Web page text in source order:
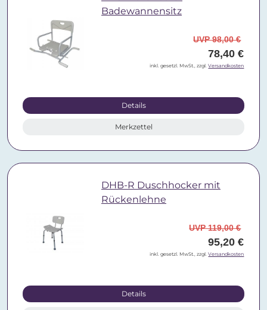
Badewannensitz
UVP 98,00 €
78,40 €
inkl. gesetzl. MwSt., zzgl.Versandkosten
Details
Merkzettel
DHB-R Duschhocker mit
Rückenlehne
UVP 119,00 €
95,20 €
inkl. gesetzl. MwSt., zzgl.Versandkosten
Details